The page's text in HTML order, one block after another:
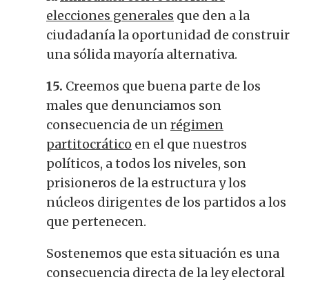
elecciones generales que den a la
ciudadanía la oportunidad de construir
una sólida mayoría alternativa.
15. Creemos que buena parte de los
males que denunciamos son
consecuencia de unrégimen
partitocrático en el que nuestros
políticos, a todos los niveles, son
prisioneros de la estructura y los
núcleos dirigentes de los partidos a los
que pertenecen.
Sostenemos que esta situación es una
consecuencia directa de la ley electoral